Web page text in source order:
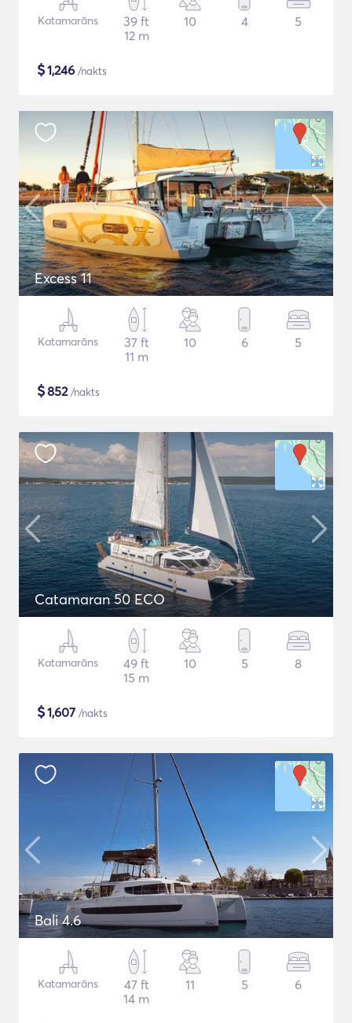
Katamarāns
39 ft
12 m
10 4 5
$1,246 /nakts
Excess 11
Katamarāns
37 ft
11 m
10 6 5
$852/nakts
Catamaran 50 ECO
Katamarāns
49 ft
15 m
10 5 8
$1,607 /nakts
Bali 4.6
Katamarāns
47 ft
14 m
11 5 6